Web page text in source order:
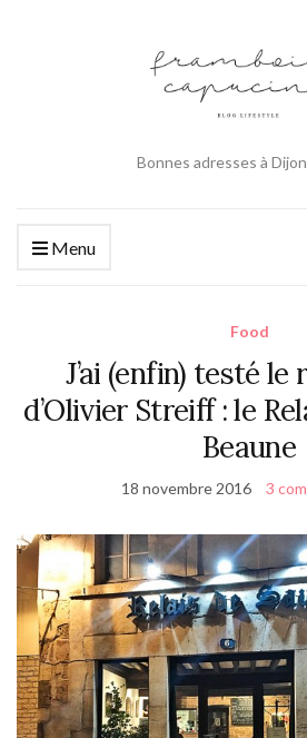
Bonnes adresses à
Menu
Food
J’ai (enfin) testé
d’Olivier Streiff : le
Beaune
18 novembre 2016 3